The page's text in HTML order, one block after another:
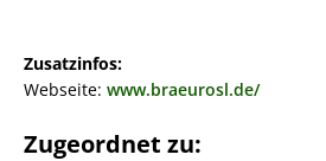
Zusatzinfos:
Webseite: www.braeurosl.de/
Zugeordnet zu: